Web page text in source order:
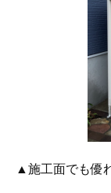
▲施工面でも優